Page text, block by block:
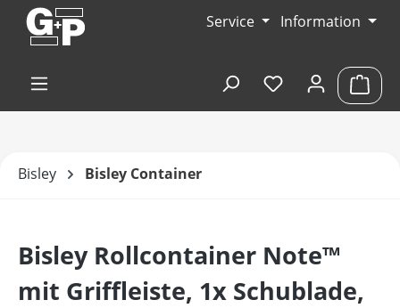
Zum Hauptinhalt springen Service Information
Du hast 0
Bisley Bisley Container
Bisley Rollcontainer Note™
mit Griffleiste, 1x Schublade,